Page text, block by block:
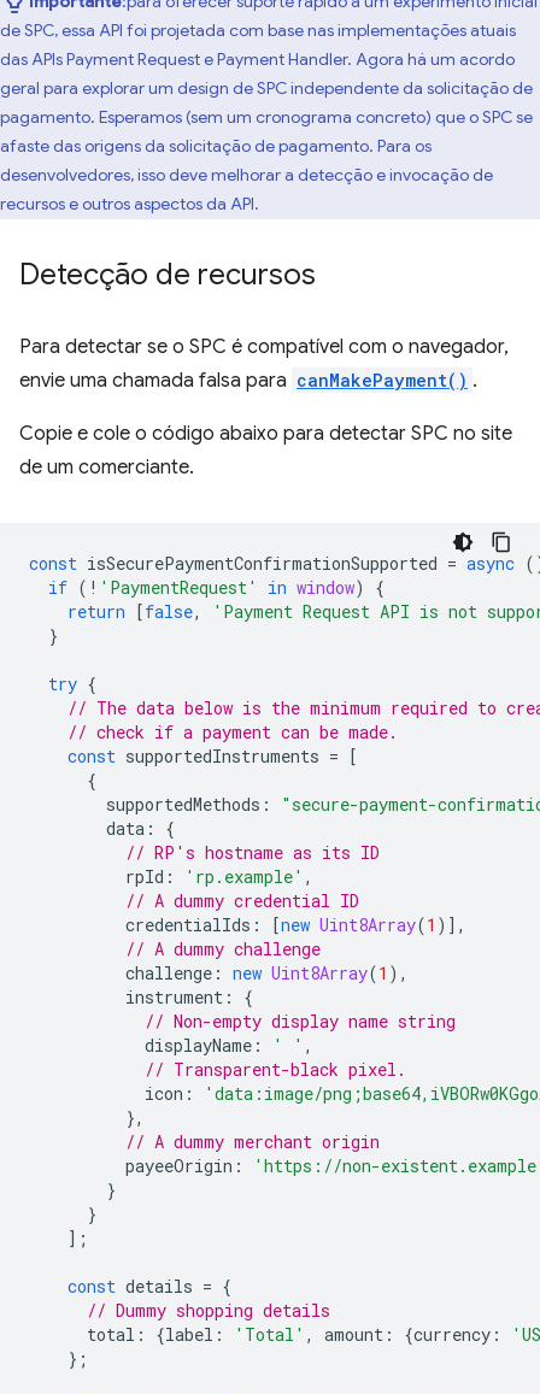
de SPC, essa API foi projetada com base nas implementações atuais
das APIs Payment Request e Payment Handler. Agora há um acordo
geral para explorar um design de SPC independente da solicitação de
pagamento. Esperamos (sem um cronograma concreto) que o SPC se
afaste das origens da solicitação de pagamento. Para os
desenvolvedores, isso deve melhorar a detecção e invocação de
recursos e outros aspectos da API.
Detecção de recursos
Para detectar se o SPC é compatível com o navegador,
envie uma chamada falsa para canMakePayment() .
Copie e cole o código abaixo para detectar SPC no site
de um comerciante.
const isSecurePaymentConfirmationSupported = async
if ( ! 'PaymentRequest' in window)
{
return
[false,
'Payment Request API is not
}
try {
// The data below is the minimum required to
// check if a payment can be made.
const supportedInstruments =
[
{
supportedMethods :
"secure-payment-
data :
{
// RP's hostname as its ID
rpId : 'rp.example' ,
// A dummy credential ID
credentialIds : [new Uint8Array(1 )],
// A dummy challenge
challenge : new Uint8Array(1 ),
instrument :
{
// Non-empty display name string
displayName : ' ' ,
// Transparent-black pixel.
icon :
'data:image/
},
// A dummy merchant origin
payeeOrigin :
'https://non-
}
}
];
const details = {
// Dummy shopping details
total : {label : 'Total' , amount : {currency :
};